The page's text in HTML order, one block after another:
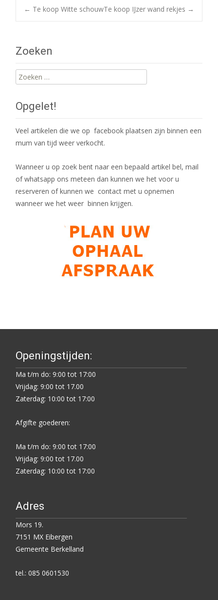
Post
navigation
← Te koop Witte schouwTe koop IJzer wand rekjes →
Zoeken
Zoeken
naar:
Opgelet!
Veel artikelen die we op facebook plaatsen zijn binnen een
mum van tijd weer verkocht.
Wanneer u op zoek bent naar een bepaald artikel bel, mail
of whatsapp ons meteen dan kunnen we het voor u
reserveren of kunnen we contact met u opnemen
wanneer we het weer binnen krijgen.
Openingstijden:
Ma t/m do: 9:00 tot 17:00
Vrijdag: 9:00 tot 17.00
Zaterdag: 10:00 tot 17:00
Afgifte goederen:
Ma t/m do: 9:00 tot 17:00
Vrijdag: 9:00 tot 17.00
Zaterdag: 10:00 tot 17:00
Adres
Mors 19.
7151 MX Eibergen
Gemeente Berkelland
tel.: 085 0601530